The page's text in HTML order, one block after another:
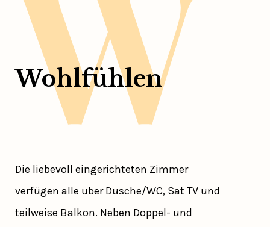
Wohlfühlen
Die liebevoll eingerichteten Zimmer
verfügen alle über Dusche/WC, Sat TV und
teilweise Balkon. Neben Doppel- und